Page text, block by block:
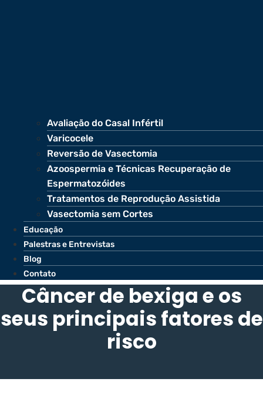
Avaliação do Casal Infértil
Varicocele
Reversão de Vasectomia
Azoospermia e Técnicas Recuperação de
Espermatozóides
Tratamentos de Reprodução Assistida
Vasectomia sem Cortes
Educação
Palestras e Entrevistas
Blog
Contato
Câncer de bexiga e os
seus principais fatores de
risco